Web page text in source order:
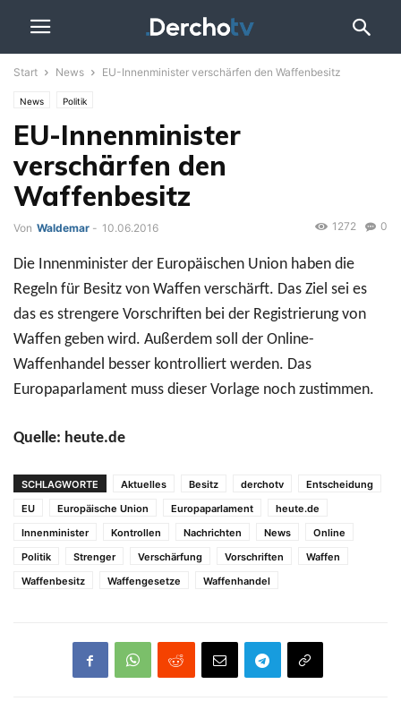
Start News EU-Innenminister verschärfen den Waffenbesitz
News Politik
EU-Innenminister
verschärfen den
Waffenbesitz
Von Waldemar - 10.06.2016 0
1272
Die Innenminister der Europäischen Union haben die
Regeln für Besitz von Waffen verschärft. Das Ziel sei es
das es strengere Vorschriften bei der Registrierung von
Waffen geben wird. Außerdem soll der Online-
Waffenhandel besser kontrolliert werden. Das
Europaparlament muss dieser Vorlage noch zustimmen.
Quelle: heute.de
SCHLAGWORTE Aktuelles Besitz derchotv
Entscheidung
EU
Europäische Union Europaparlament
heute.de
Innenminister
Kontrollen Nachrichten News
Online
Politik
Strenger Verschärfung Vorschriften
Waffen
Waffenbesitz
Waffengesetze Waffenhandel